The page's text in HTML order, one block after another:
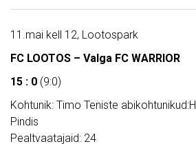
11.mai kell 12, Lootospark
FC LOOTOS – Valga FC WARRIOR
15 : 0 (9:0)
Kohtunik: Timo Teniste
Pindis
Pealtvaatajaid: 24